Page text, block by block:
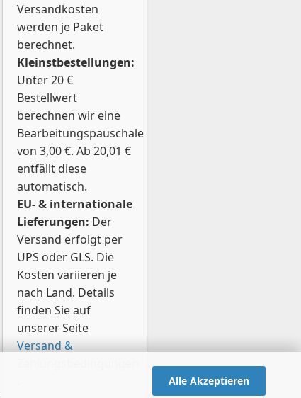
Alle Akzeptieren
Versandkosten
werden je Paket
berechnet.
Kleinstbestellungen:
Unter 20 €
Bestellwert
berechnen wir eine
Bearbeitungspauschale
von 3,00 €. Ab 20,01 €
entfällt diese
automatisch.
EU- & internationale
Lieferungen: Der
Versand erfolgt per
UPS oder GLS. Die
Kosten variieren je
nach Land. Details
finden Sie auf
unserer Seite
Versand &